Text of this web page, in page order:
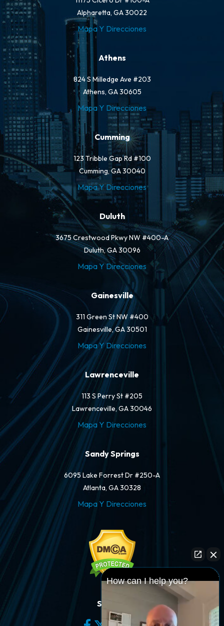
Alpharetta, GA 30022
Mapa Y Direcciones
Athens
824 S Milledge Ave #203
Athens, GA 30605
Mapa Y Direcciones
Cumming
123 Tribble Gap Rd #100
Cumming, GA 30040
Mapa Y Direcciones
Duluth
3675 Crestwood Pkwy NW #400-A
Duluth, GA 30096
Mapa Y Direcciones
Gainesville
311 Green St NW #400
Gainesville, GA 30501
Mapa Y Direcciones
Lawrenceville
113 S Perry St #205
Lawrenceville, GA 30046
Mapa Y Direcciones
Sandy Springs
6095 Lake Forrest Dr #250-A
Atlanta, GA 30328
Mapa Y Direcciones
Síganos
How can I help you?